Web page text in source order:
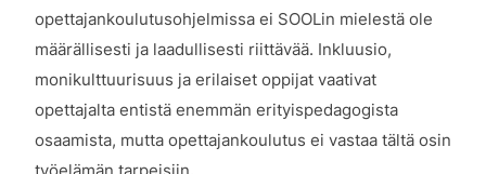
opettajankoulutusohjelmissa ei SOOLin mielestä ole
määrällisesti ja laadullisesti riittävää. Inkluusio,
monikulttuurisuus ja erilaiset oppijat vaativat
opettajalta entistä enemmän erityispedagogista
osaamista, mutta opettajankoulutus ei vastaa tältä osin
työelämän tarpeisiin.